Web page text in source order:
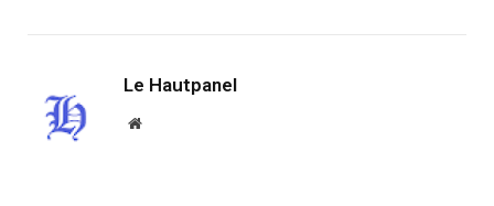
Le Hautpanel
Website